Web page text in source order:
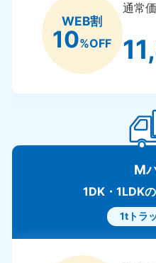
WEB割
10%OFF
通常
M
1DK・1LDK
1tトラ